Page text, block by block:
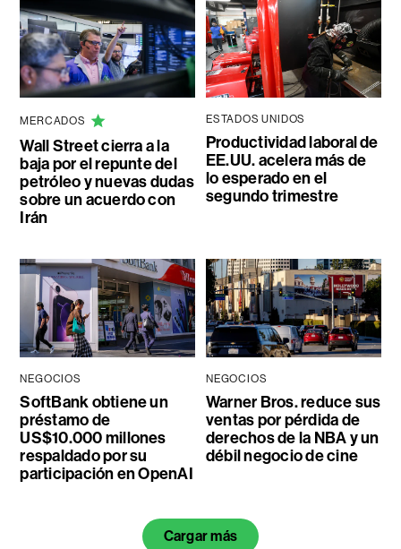
MERCADOS
Wall Street cierra a la
baja por el repunte del
petróleo y nuevas dudas
sobre un acuerdo con
Irán
ESTADOS UNIDOS
Productividad laboral de
EE.UU. acelera más de
lo esperado en el
segundo trimestre
NEGOCIOS
SoftBank obtiene un
préstamo de
US$10.000 millones
respaldado por su
participación en OpenAI
NEGOCIOS
Warner Bros. reduce sus
ventas por pérdida de
derechos de la NBA y un
débil negocio de cine
Cargar más